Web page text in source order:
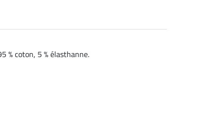
% coton, 5 % élasthanne.